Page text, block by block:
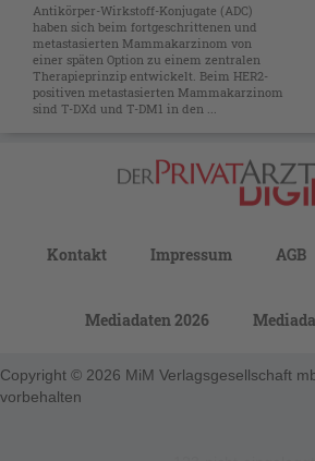
Antikörper-Wirkstoff-Konjugate (ADC)
haben sich beim fortgeschrittenen und
metastasierten Mammakarzinom von
einer späten Option zu einem zentralen
Therapieprinzip entwickelt. Beim HER2-
positiven ­metastasierten Mammakarzinom
sind T-DXd und T-DM1 in den ...
Kontakt Impressum AGB
Mediadaten 2026
Copyright © 2026 MiM Verlagsgesellschaft
vorbehalten